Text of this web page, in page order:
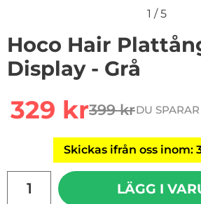
1 /5
Hoco Hair
Display - Grå
rea pris
329 krtidigare pris
399 krDU
Skickas ifrån oss inom:
LÄGG I